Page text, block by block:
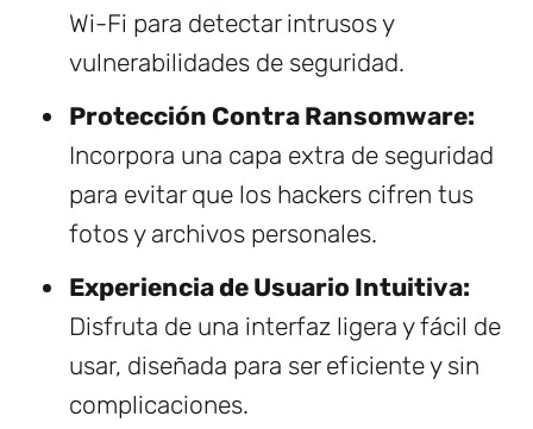
Wi-Fi para detectar intrusos y
vulnerabilidades de seguridad.
Protección Contra Ransomware:
Incorpora una capa extra de seguridad
para evitar que los hackers cifren tus
fotos y archivos personales.
Experiencia de Usuario Intuitiva:
Disfruta de una interfaz ligera y fácil de
usar, diseñada para ser eficiente y sin
complicaciones.